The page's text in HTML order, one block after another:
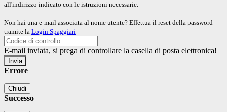
all'indirizzo indicato con le istruzioni necessarie.
Non hai una e-mail associata al nome utente? Effettua il reset della password
tramite la Login Spaggiari
E-mail inviata, si prega di controllare la casella di posta elettronica!
Errore
Chiudi
Successo